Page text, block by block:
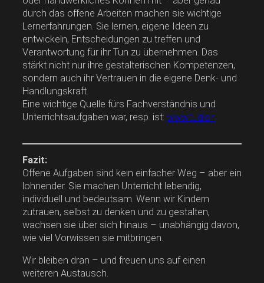
durch das offene Arbeiten machen sie wichtige
Lernerfahrungen. Sie lernen, eigene Ideen zu
entwickeln, Entscheidungen zu treffen und
Verantwortung für ihr Tun zu übernehmen. Das
stärkt nicht nur ihre gestalterischen Kompetenzen,
sondern auch ihr Vertrauen in die eigene Denk- und
Handlungskraft.
Eine wichtige Quelle fürs Fachverständnis und
Unterrichtsaufgaben war, resp. ist: www.tud.ch.
Fazit:
Offene Aufgaben sind kein einfacher Weg – aber ein
lohnender. Sie machen Unterricht lebendig,
individuell und bedeutsam. Wenn wir Kindern
zutrauen, selbst zu denken und zu gestalten,
wachsen sie über sich hinaus – unabhängig davon,
wie viel Vorwissen sie mitbringen.
Wir bleiben dran – und freuen uns auf einen
weiteren Austausch.